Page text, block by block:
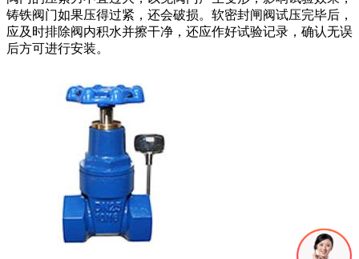
铸铁阀门如果压得过紧，还会破损。软密封闸阀试压完毕后，
应及时排除阀内积水并擦干净，还应作好试验记录，确认无误
后方可进行安装。